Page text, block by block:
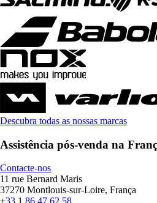
Descubra todas as nossas marcas
Assistência pós-venda na
Contacte-nos
11 rue Bernard Maris
37270 Montlouis-sur-Loire, França